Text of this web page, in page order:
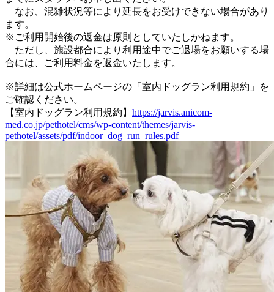
なお、混雑状況等により延長をお受けできない場合があり
ます。
※ご利用開始後の返金は原則としていたしかねます。
ただし、施設都合により利用途中でご退場をお願いする場
合には、ご利用料金を返金いたします。
※詳細は公式ホームページの「室内ドッグラン利用規約」を
ご確認ください。
【室内ドッグラン利用規約】 https://jarvis.anicom-
med.co.jp/pethotel/cms/wp-content/themes/jarvis-
pethotel/assets/pdf/indoor_dog_run_rules.pdf